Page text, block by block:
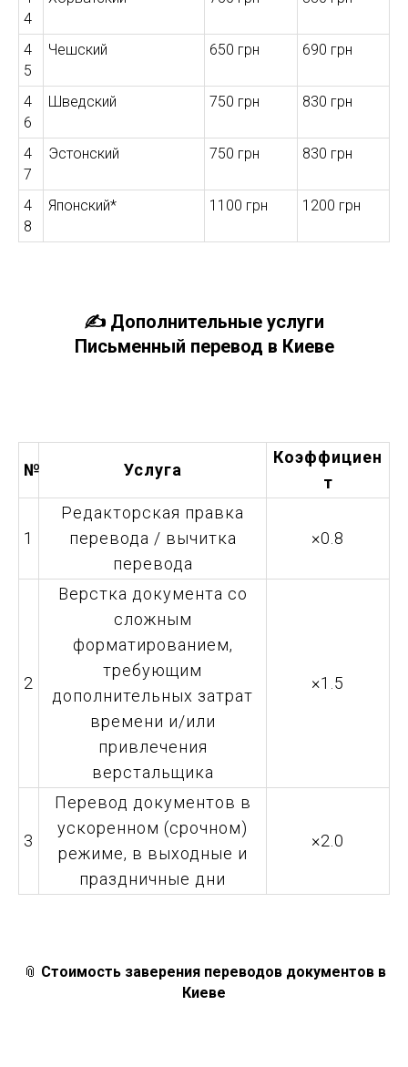
4
4
5
Чешский 650 грн 690 грн
4
6
Шведский 750 грн 830 грн
4
7
Эстонский 750 грн 830 грн
4
8
Японский* 1100 грн 1200 грн
✍️ Дополнительные услуги
Письменный перевод в Киеве
№ Услуга
Коэффициен
т
1
Редакторская правка
перевода / вычитка
перевода
×0.8
2
Верстка документа со
сложным
форматированием,
требующим
дополнительных затрат
времени и/или
привлечения
верстальщика
×1.5
3
Перевод документов в
ускоренном (срочном)
режиме, в выходные и
праздничные дни
×2.0
📎 Стоимость заверения переводов документов в
Киеве